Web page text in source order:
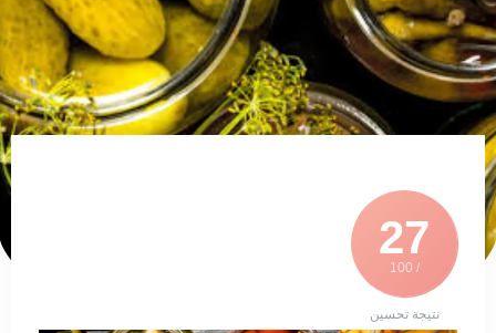
27
/ 100
نتيجة تحسين